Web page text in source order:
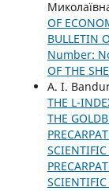
OF
BULLETIN
Number:
OF THE
A. І.
THE L-
THE